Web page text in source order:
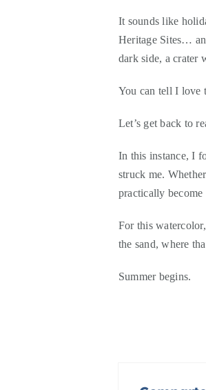
It sounds like
Heritage Sites…
dark side, a crater
You can tell I love
Let’s get back to
In this instance, I
struck me.
practically become
For this
the sand, where
Summer begins.